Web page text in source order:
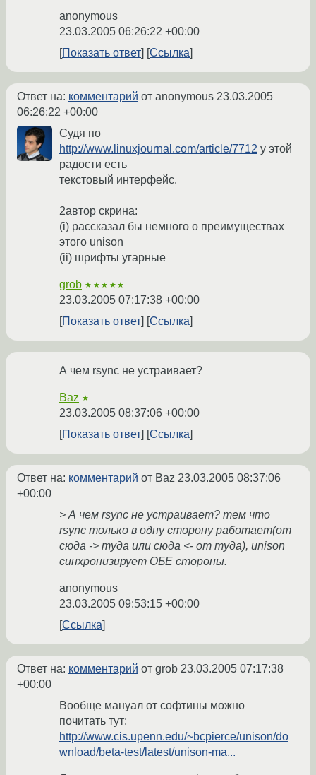
anonymous
23.03.2005 06:26:22 +00:00
Показать ответ
Ссылка
Ответ на: комментарий от anonymous 23.03.2005
06:26:22 +00:00
Судя по
http://www.linuxjournal.com/article/7712 у этой
радости есть
текстовый интерфейс.
2автор скрина:
(i) рассказал бы немного о преимуществах
этого unison
(ii) шрифты угарные
grob ★★★★★
23.03.2005 07:17:38 +00:00
Показать ответ
Ссылка
А чем rsync не устраивает?
Baz ★
23.03.2005 08:37:06 +00:00
Показать ответ
Ссылка
Ответ на: комментарий от Baz 23.03.2005 08:37:06
+00:00
> А чем rsync не устраивает? тем что
rsync только в одну сторону работает(от
сюда -> туда или сюда <- от туда), unison
синхронизирует ОБЕ стороны.
anonymous
23.03.2005 09:53:15 +00:00
Ссылка
Ответ на: комментарий от grob 23.03.2005 07:17:38
+00:00
Вообще мануал от софтины можно
почитать тут:
http://www.cis.upenn.edu/~bcpierce/unison/do
wnload/beta-test/latest/unison-ma...